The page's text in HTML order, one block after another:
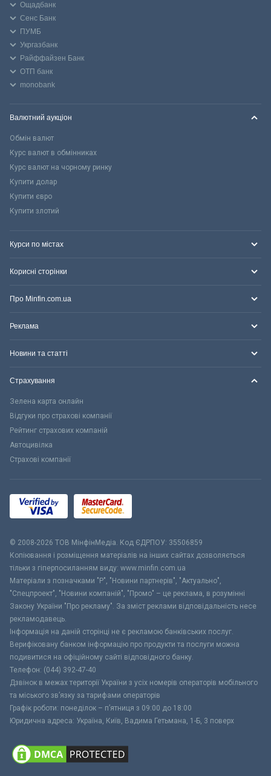
Ощадбанк
Сенс Банк
ПУМБ
Укргазбанк
Райффайзен Банк
ОТП банк
monobank
Валютний аукціон
Обмін валют
Курс валют в обмінниках
Курс валют на чорному ринку
Купити долар
Купити євро
Купити злотий
Курси по містах
Корисні сторінки
Про Minfin.com.ua
Реклама
Новини та статті
Страхування
Зелена карта онлайн
Відгуки про страхові компанії
Рейтинг страхових компаній
Автоцивілка
Страхові компанії
© 2008-2026 ТОВ МiнфiнМедiа. Код ЄДРПОУ: 35506859
Копіювання і розміщення матеріалів на інших сайтах дозволяється
тільки з гіперпосиланням виду: www.minfin.com.ua
Матеріали з позначками "Р", "Новини партнерів", "Актуально",
"Спецпроект", "Новини компаній", "Промо" – це реклама, в розумінні
Закону України "Про рекламу". За зміст реклами відповідальність несе
рекламодавець.
Інформація на даній сторінці не є рекламою банківських послуг.
Верифіковану банком інформацію про продукти та послуги можна
подивитися на офіційному сайті відповідного банку.
Телефон: (044) 392-47-40
Дзвінок в межах території України з усіх номерів операторів мобільного
та міського зв’язку за тарифами операторів
Графік роботи: понеділок – п’ятниця з 09:00 до 18:00
Юридична адреса: Україна, Київ, Вадима Гетьмана, 1-Б, 3 поверх